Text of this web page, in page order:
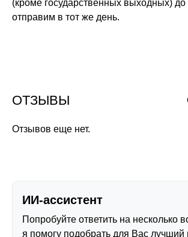
(кроме государственных выходных) до
отправим в тот же день.
ОТЗЫВЫ
Отзывов еще нет.
ИИ-ассистент
Попробуйте ответить на несколько
я помогу подобрать для Вас лучший